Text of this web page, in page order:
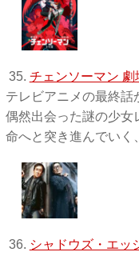
35. チェンソーマン 劇
テレビアニメの最終話
偶然出会った謎の少女
命へと突き進んでいく
36. シャドウズ・エッ